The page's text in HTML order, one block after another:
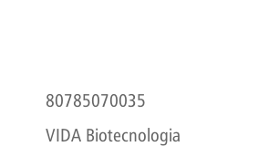
80785070035
VIDA Biotecnologia